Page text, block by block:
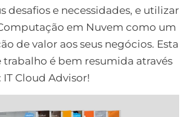
desafios e necessidades, e utilizar
em Nuvem como um
de valor aos seus negócios. Esta
é bem resumida através
Cloud Advisor!